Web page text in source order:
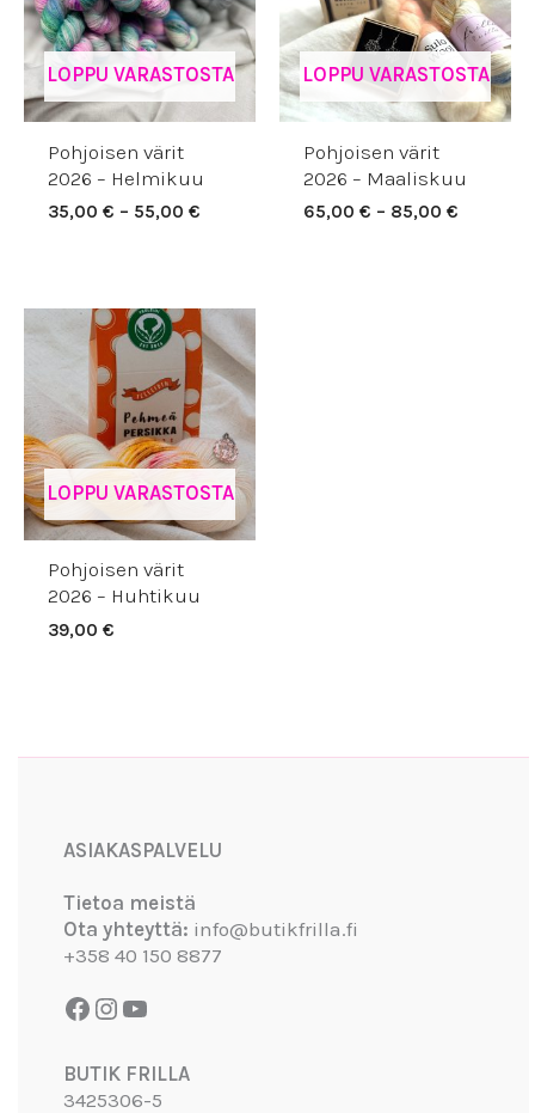
LOPPU VARASTOSTA
Pohjoisen värit
2026 – Helmikuu
35,00€ – 55,00€
LOPPU VARASTOSTA
Pohjoisen värit
2026 – Maaliskuu
65,00€ – 85,00€
LOPPU VARASTOSTA
Pohjoisen värit
2026 – Huhtikuu
39,00€
ASIAKASPALVELU
Tietoa meistä
Ota yhteyttä: info@butikfrilla.fi
+358 40 150 8877
BUTIK FRILLA
3425306-5